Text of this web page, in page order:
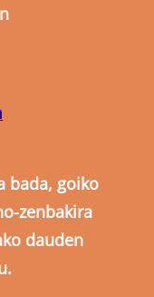
bada, goiko
zenbakira
dauden